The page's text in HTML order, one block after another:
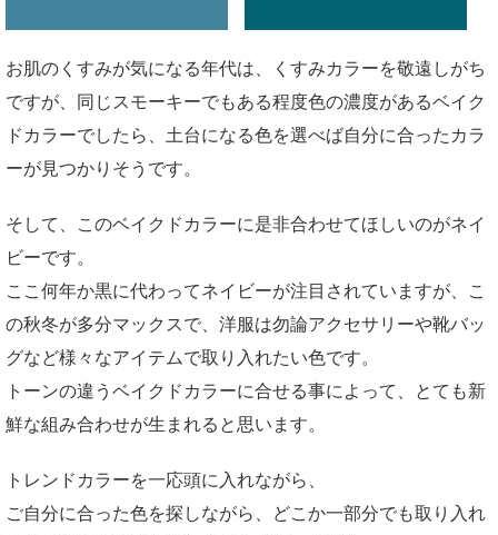
お肌のくすみが気になる年代は、くすみカラーを敬遠しがち
ですが、同じスモーキーでもある程度色の濃度があるベイク
ドカラーでしたら、土台になる色を選べば自分に合ったカラ
ーが見つかりそうです。
そして、このベイクドカラーに是非合わせてほしいのがネイ
ビーです。
ここ何年か黒に代わってネイビーが注目されていますが、こ
の秋冬が多分マックスで、洋服は勿論アクセサリーや靴バッ
グなど様々なアイテムで取り入れたい色です。
トーンの違うベイクドカラーに合せる事によって、とても新
鮮な組み合わせが生まれると思います。
トレンドカラーを一応頭に入れながら、
ご自分に合った色を探しながら、どこか一部分でも取り入れ